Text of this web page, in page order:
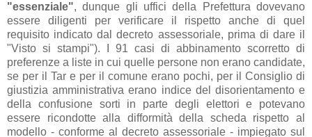
"essenziale", dunque gli uffici della Prefettura dovevano
essere diligenti per verificare il rispetto anche di quel
requisito indicato dal decreto assessoriale, prima di dare il
"Visto si stampi"). I 91 casi di abbinamento scorretto di
preferenze a liste in cui quelle persone non erano candidate,
se per il Tar e per il comune erano pochi, per il Consiglio di
giustizia amministrativa erano indice del disorientamento e
della confusione sorti in parte degli elettori e potevano
essere ricondotte alla difformità della scheda rispetto al
modello - conforme al decreto assessoriale - impiegato sul